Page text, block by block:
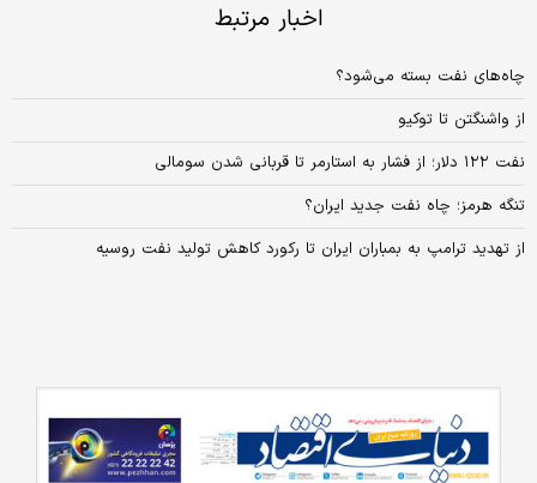
اخبار مرتبط
چاه‌های نفت بسته می‌شود؟
از واشنگتن تا توکیو
نفت ۱۲۲ دلار؛ از فشار به استارمر تا قربانی شدن سومالی
تنگه هرمز؛ چاه نفت جدید ایران؟
از تهدید ترامپ به بمباران ایران تا رکورد کاهش تولید نفت روسیه